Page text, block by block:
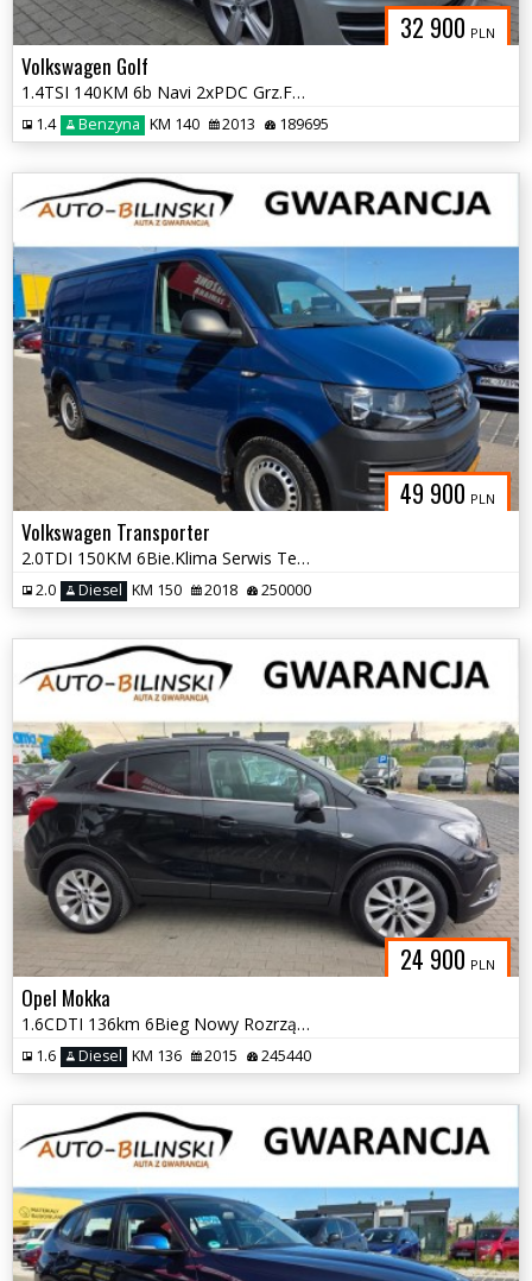
32 900 PLN
Volkswagen Golf
1.4TSI 140KM 6b Navi 2xPDC Grz.Fotele Klima Serwis Faktura Gwarancja
1.4 Benzyna KM 140 2013 189695
49 900 PLN
Volkswagen Transporter
2.0TDI 150KM 6Bie.Klima Serwis Temp.Komp.Navi 2xPDC HAK Vat-Marża Gwar
2.0 Diesel KM 150 2018 250000
24 900 PLN
Opel Mokka
1.6CDTI 136km 6Bieg Nowy Rozrząd+Olej Parktronic Temp Klima Faktura Gw
1.6 Diesel KM 136 2015 245440